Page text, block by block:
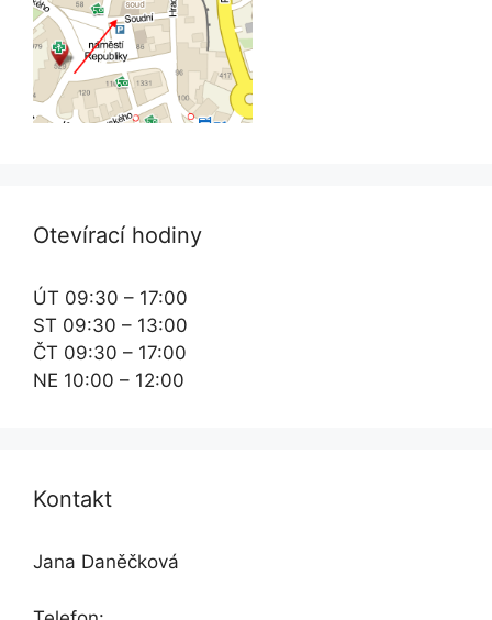
Otevírací hodiny
ÚT 09:30 – 17:00
ST 09:30 – 13:00
ČT 09:30 – 17:00
NE 10:00 – 12:00
Kontakt
Jana Daněčková